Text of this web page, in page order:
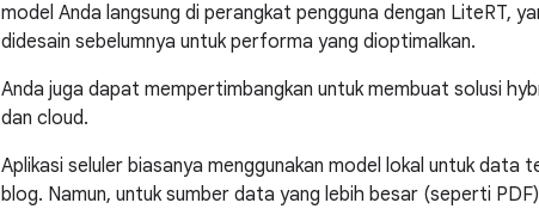
model Anda langsung di perangkat pengguna dengan LiteRT,
didesain sebelumnya untuk performa yang dioptimalkan.
Anda juga dapat mempertimbangkan untuk membuat solusi
dan cloud.
Aplikasi seluler biasanya menggunakan model lokal untuk
blog. Namun, untuk sumber data yang lebih besar (seperti